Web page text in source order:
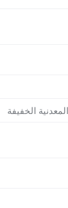
الخفيفة